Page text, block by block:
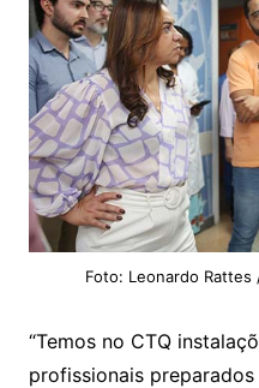
Foto: Leonardo Rattes
“Temos no CTQ
profissionais